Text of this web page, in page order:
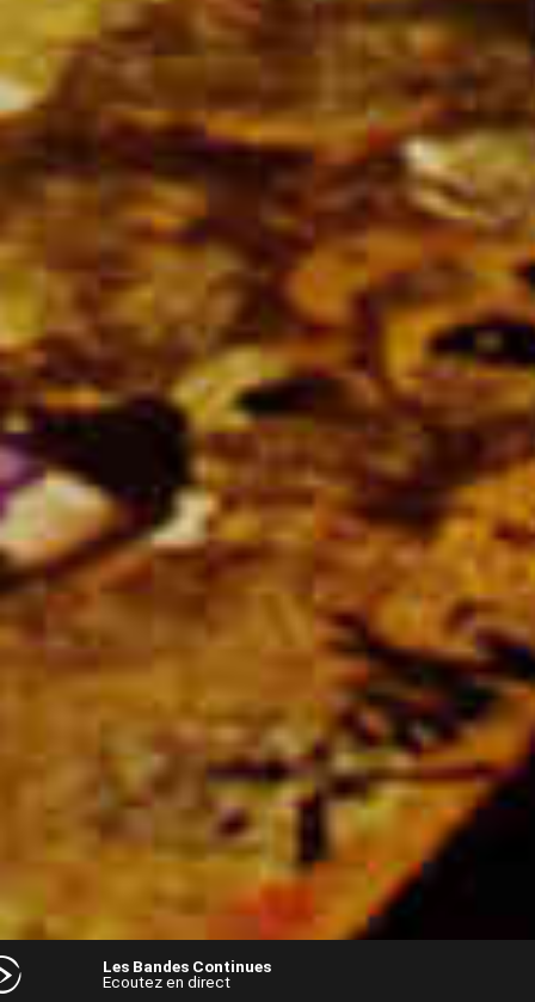
Les Bandes Continues
Ecoutez en direct